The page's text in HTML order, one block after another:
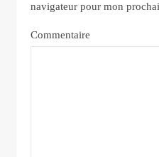
navigateur pour mon
Commentaire